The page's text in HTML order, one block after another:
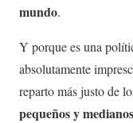
mundo.
Y porque es una
absolutamente
reparto más justo de
pequeños y